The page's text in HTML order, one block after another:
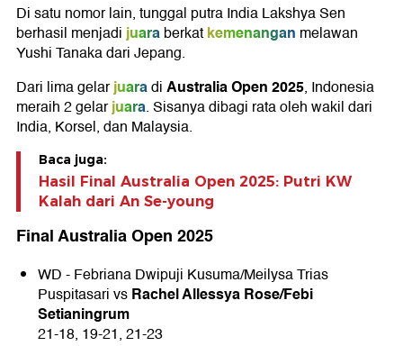
Di satu nomor lain, tunggal putra India Lakshya Sen
berhasil menjadijuaraberkatkemenangan melawan
Yushi Tanaka dari Jepang.
Dari lima gelarjuaradiAustralia Open 2025, Indonesia
meraih 2 gelarjuara. Sisanya dibagi rata oleh wakil dari
India, Korsel, dan Malaysia.
Baca juga:
Hasil Final Australia Open 2025: Putri KW
Kalah dari An Se-young
Final Australia Open 2025
WD - Febriana Dwipuji Kusuma/Meilysa Trias
Puspitasari vsRachel Allessya Rose/Febi
Setianingrum
21-18, 19-21, 21-23